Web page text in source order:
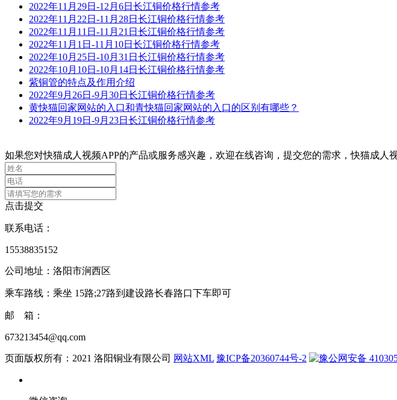
2022年11月29日-12月6日长江铜价格行情参考
2022年11月22日-11月28日长江铜价格行情参考
2022年11月11日-11月21日长江铜价格行情参考
2022年11月1日-11月10日长江铜价格行情参考
2022年10月25日-10月31日长江铜价格行情参考
2022年10月10日-10月14日长江铜价格行情参考
紫铜管的特点及作用介绍
2022年9月26日-9月30日长江铜价格行情参考
黄快猫回家网站的入口和青快猫回家网站的入口的区别有哪些？
2022年9月19日-9月23日长江铜价格行情参考
如果您对快猫成人视频APP的产品或服务感兴趣，欢迎在线咨询，提交您的需求，快猫成人
点击提交
联系电话：
15538835152
公司地址：洛阳市涧西区
乘车路线：乘坐 15路;27路到建设路长春路口下车即可
邮 箱：
673213454@qq.com
页面版权所有：2021 洛阳铜业有限公司 网站XML 豫ICP备20360744号-2